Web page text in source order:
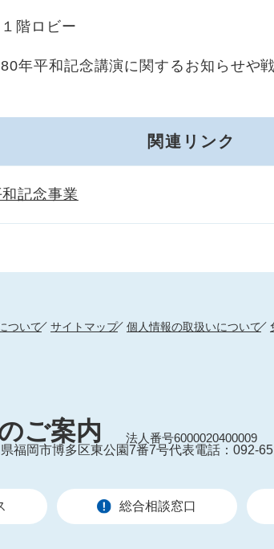
階ロビー
平和記念講演に関するお知らせや戦
関連リンク
記念事業
ついて サイトマップ 個人情報の取扱いについて
ご案内
法人番号6000020400009
福岡市博多区東公園7番7号代表電話：092-
総合相談窓口